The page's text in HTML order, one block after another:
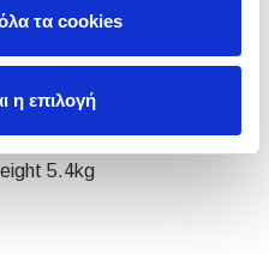
τα cookies
η επιλογή
5.4kg